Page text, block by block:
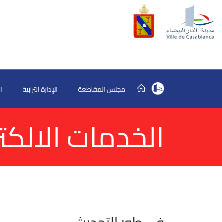
مجلس المقاطعة الإدارة الترابية
الخدمات